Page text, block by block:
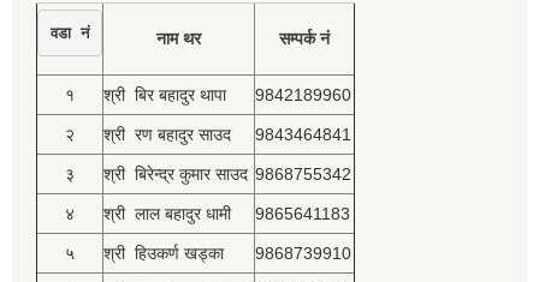
वडा नं नाम थर सम्पर्क नं
१ श्री बिर बहादुर थापा 9842189960
२ श्री रण बहादुर साउद 9843464841
३ श्री बिरेन्द्र कुमार साउद 9868755342
४ श्री लाल बहादुर धामी 9865641183
५ श्री हिउकर्ण खड्का 9868739910